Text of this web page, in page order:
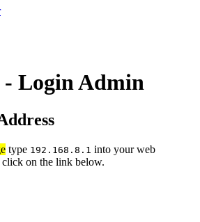
- Login Admin
type 192.168.8.1 into your web
click on the link below.